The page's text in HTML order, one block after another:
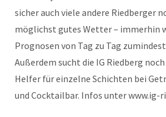
sicher auch viele andere Riedberger
möglichst gutes Wetter – immerhin
Prognosen von Tag zu Tag
Außerdem sucht die IG Riedberg
Helfer für einzelne Schichten bei
und Cocktailbar. Infos unter www.ig-